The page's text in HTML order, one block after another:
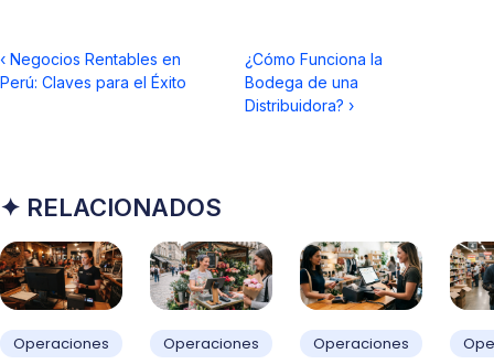
‹ Negocios Rentables en
Perú: Claves para el Éxito
¿Cómo Funciona la
Bodega de una
Distribuidora? ›
✦ RELACIONADOS
Operaciones Operaciones Operaciones